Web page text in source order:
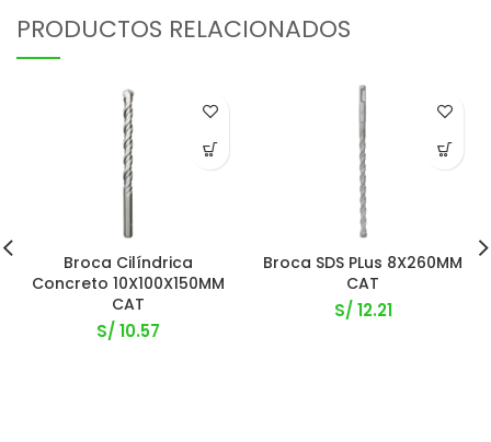
PRODUCTOS RELACIONADOS
Broca Cilíndrica
Concreto 10X100X150MM
CAT
S/10.57
Broca SDS PLus 8X260MM
CAT
S/12.21